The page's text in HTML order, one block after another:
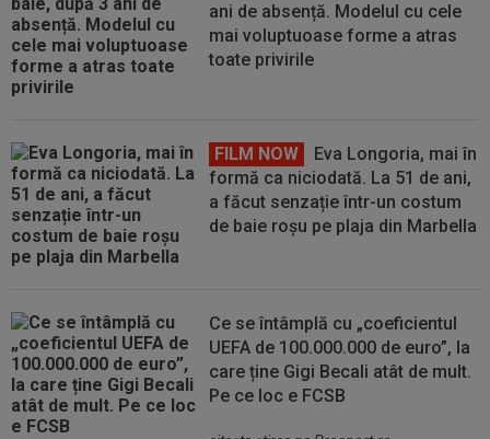
ani de absență. Modelul cu cele
mai voluptuoase forme a atras
toate privirile
FILM NOW
Eva Longoria, mai în
formă ca niciodată. La 51 de ani,
a făcut senzație într-un costum
de baie roșu pe plaja din Marbella
Ce se întâmplă cu „coeficientul
UEFA de 100.000.000 de euro”, la
care ține Gigi Becali atât de mult.
Pe ce loc e FCSB